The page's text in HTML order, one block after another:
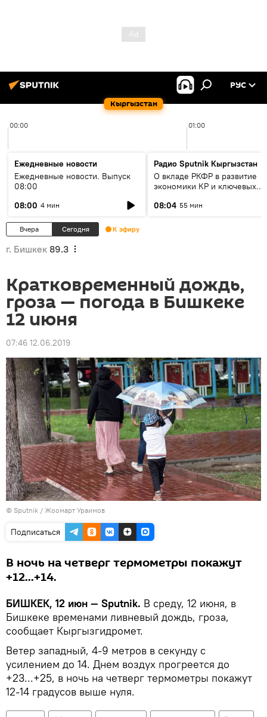
Кыргызстан
РУС
00:00 01:00
Ежедневные новости
Ежедневные новости. Выпуск
08:00
08:00 4 мин
Радио Sputnik Кыргызстан
О вкладе РКФР в развитие
экономики КР и ключевых
08:04 55 мин
Вчера Сегодня К эфиру
г. Бишкек 89.3
Кратковременный дождь,
гроза — погода в Бишкеке
12 июня
07:46 12.06.2019
© Sputnik / Жоомарт Ураимов
Подписаться
В ночь на четверг термометры покажут
+12...+14.
БИШКЕК, 12 июн — Sputnik. В среду, 12 июня, в
Бишкеке временами ливневый дождь, гроза,
сообщает Кыргызгидромет.
Ветер западный, 4-9 метров в секунду с
усилением до 14. Днем воздух прогреется до
+23...+25, в ночь на четверг термометры покажут
12-14 градусов выше нуля.